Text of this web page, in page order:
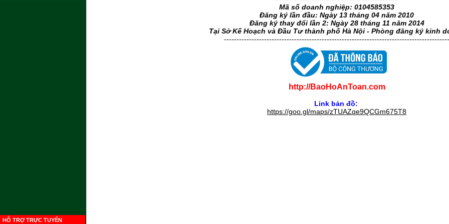
HỖ TRỢ TRỰC TUYẾN
Mã số doanh nghiệp: 0104585353
Đăng ký lần đầu: Ngày 13 tháng 04 năm 2010
Đăng ký thay đổi lần 2: Ngày 28 tháng 11 năm 2014
Tại Sở Kế Hoạch và Đầu Tư thành phố Hà Nội - Phòng đăng ký kinh
------------------------------------------------------------------------------------------
http://BaoHoAnToan.com
Link bản đồ:
https://goo.gl/maps/zTUAZqe9QCGm675T8